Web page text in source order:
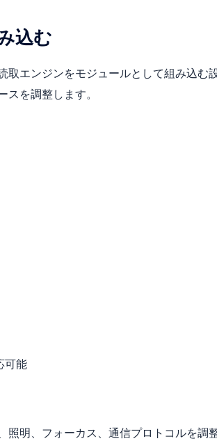
込む
エンジンをモジュールとして組み込む
を調整します。
可能
明、フォーカス、通信プロトコルを調